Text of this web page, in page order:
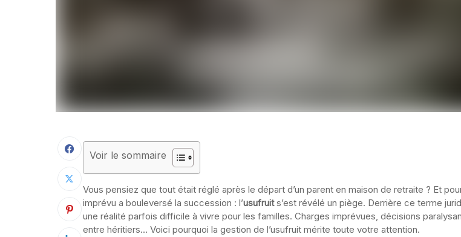
Voir le sommaire
Vous pensiez que tout était réglé après le départ d’un parent en maison de retraite ? Et
imprévu a bouleversé la succession : l’usufruits’est révélé un piège. Derrière ce terme
une réalité parfois difficile à vivre pour les familles. Charges imprévues, décisions
entre héritiers… Voici pourquoi la gestion de l’usufruit mérite toute votre attention.